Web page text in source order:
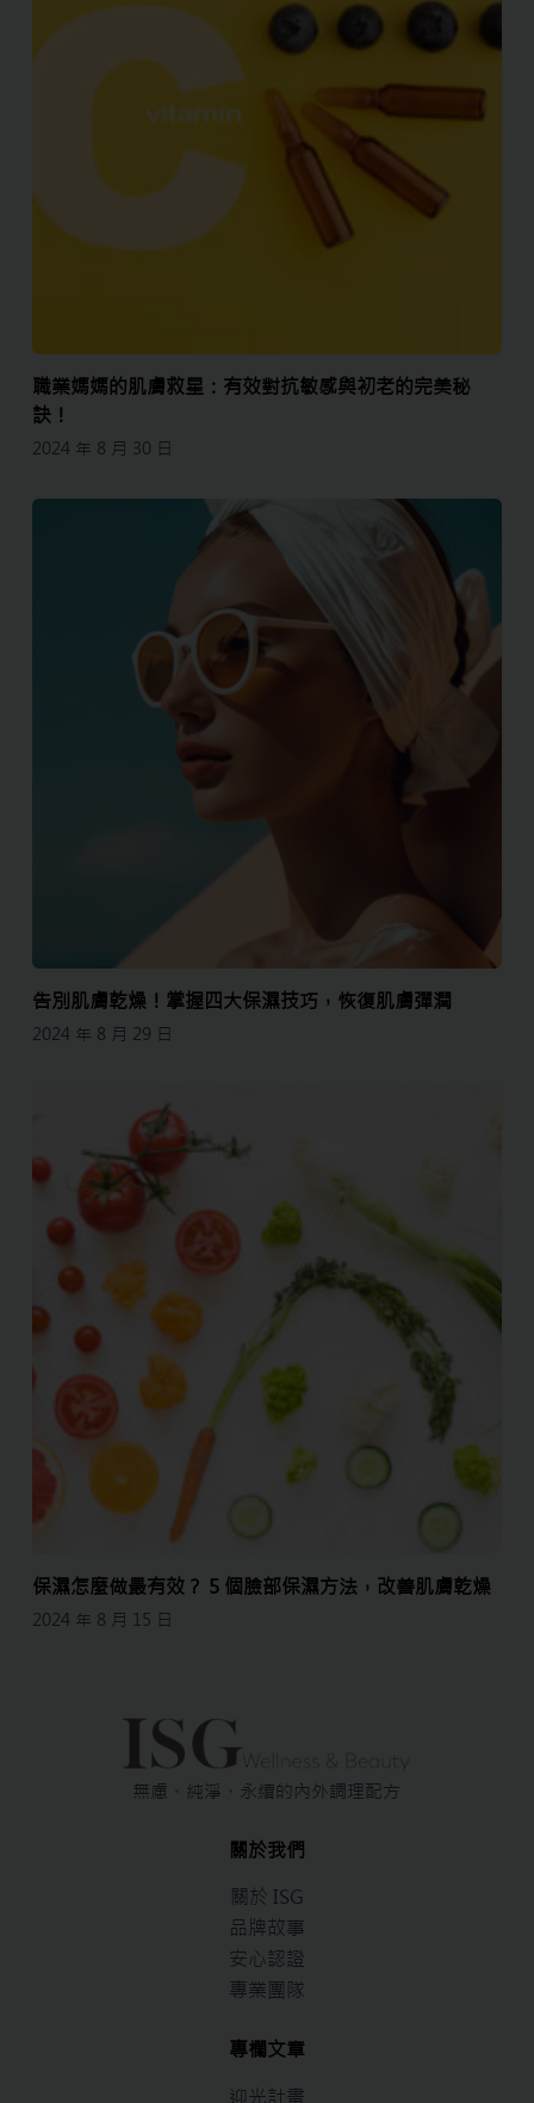
職業媽媽的肌膚救星：有效對抗敏感與初老的完美秘
訣！
2024 年 8 月 30 日
告別肌膚乾燥！掌握四大保濕技巧，恢復肌膚彈潤
2024 年 8 月 29 日
保濕怎麼做最有效？ 5 個臉部保濕方法，改善肌膚乾燥
2024 年 8 月 15 日
無慮、純淨、永續的內外調理配方
關於我們
關於 ISG
品牌故事
安心認證
專業團隊
專欄文章
迎光計畫